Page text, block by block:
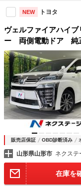
NEW トヨタ
ヴェルファイアハイ
ー 両側電動ドア 純
ーズ ＥＴＣ Ｂｌｕ
Ｄヘッド・フォグ
キー
販売店保証 OBD診断済み
山形県山形市 ネクス
在庫を